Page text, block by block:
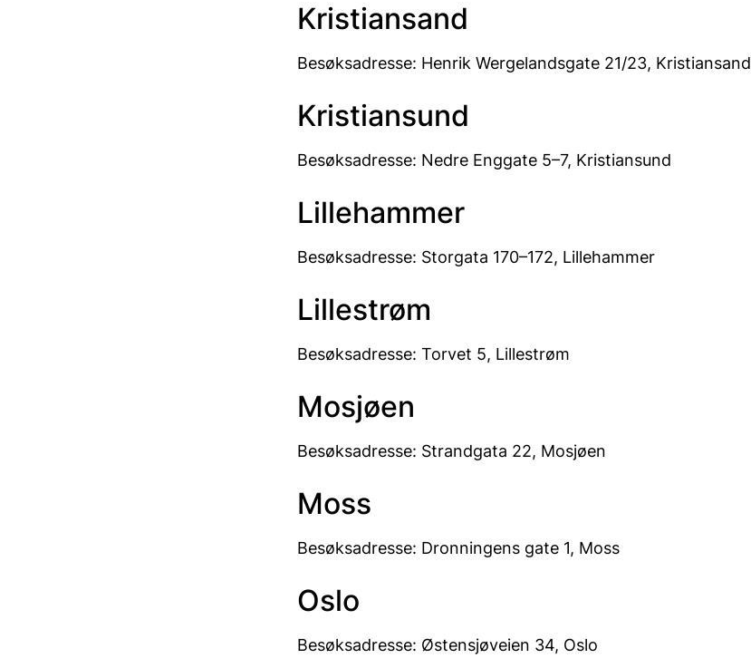
Kristiansand
Besøksadresse: Henrik Wergelandsgate 21/23, Kristiansand
Kristiansund
Besøksadresse: Nedre Enggate 5–7, Kristiansund
Lillehammer
Besøksadresse: Storgata 170–172, Lillehammer
Lillestrøm
Besøksadresse: Torvet 5, Lillestrøm
Mosjøen
Besøksadresse: Strandgata 22, Mosjøen
Moss
Besøksadresse: Dronningens gate 1, Moss
Oslo
Besøksadresse: Østensjøveien 34, Oslo